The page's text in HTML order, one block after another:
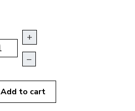
+
–
Add to cart